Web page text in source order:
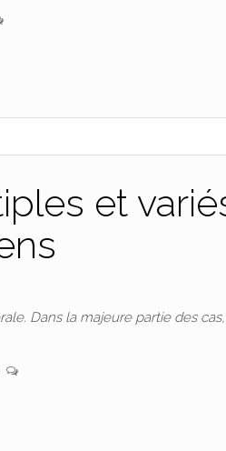
et
Dans la majeure partie des